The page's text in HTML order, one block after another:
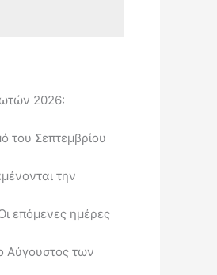
2026:
του Σεπτεμβρίου
την
επόμενες ημέρες
Αύγουστος των